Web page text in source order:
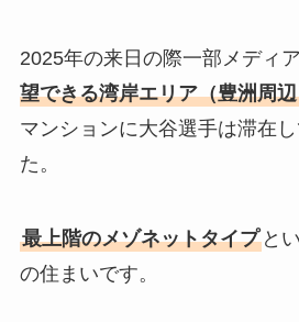
2025年の来日の際一部メディア
望できる湾岸エリア（豊洲周
マンションに大谷選手は滞在
た。
最上階のメゾネットタイプと
の住まいです。